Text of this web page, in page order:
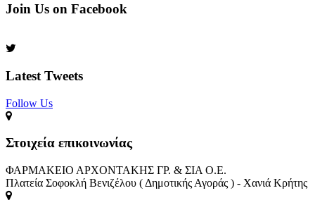
Join Us on Facebook
Latest Tweets
Follow Us​
Στοιχεία επικοινωνίας
ΦΑΡΜΑΚΕΙΟ ΑΡΧΟΝΤΑΚΗΣ ΓΡ. & ΣΙΑ Ο.Ε.
Πλατεία Σοφοκλή Βενιζέλου ( Δημοτικής Αγοράς ) - Χανιά Κρήτης